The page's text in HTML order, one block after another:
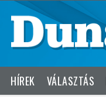
HÍREK VÁLASZTÁS